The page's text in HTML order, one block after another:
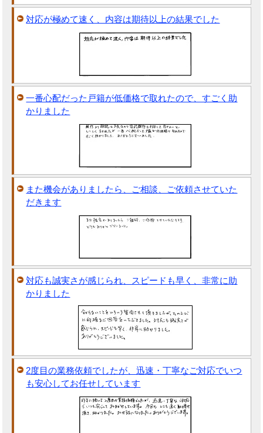
対応が極めて速く、内容は期待以上の結果でした
一番心配だった戸籍が低価格で取れたので、すごく助
かりました
また機会がありましたら、ご相談、ご依頼させていた
だきます
対応も誠実さが感じられ、スピードも早く、非常に助
かりました
2度目の業務依頼でしたが、迅速・丁寧なご対応でいつ
も安心してお任せしています